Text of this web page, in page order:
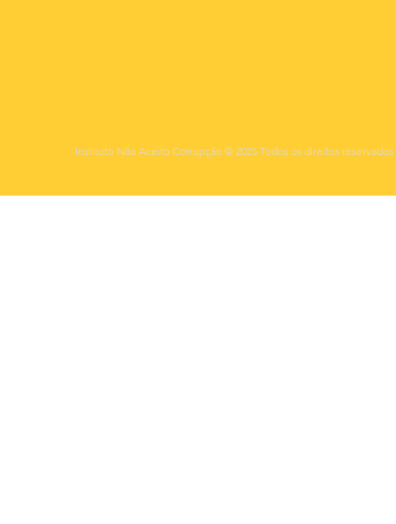
Instituto Não Aceito Corrupção © 2025 Todos os direitos